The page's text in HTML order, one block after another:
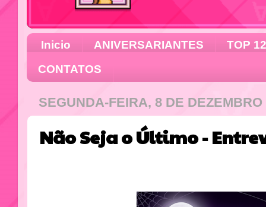
Inicio ANIVERSARIANTES
TOP 12
CONTATOS
SEGUNDA-FEIRA, 8 DE DEZEMBRO
Não Seja o Último -